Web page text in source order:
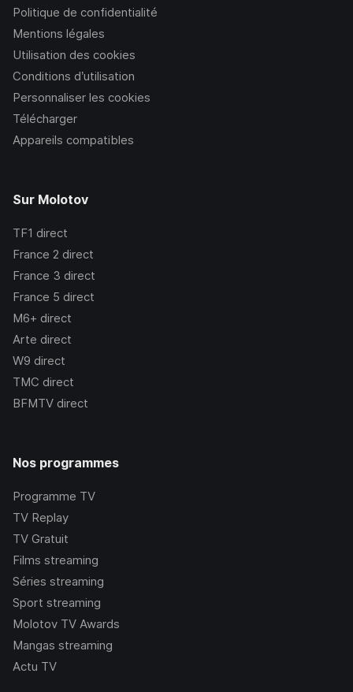
Politique de confidentialité
Mentions légales
Utilisation des cookies
Conditions d’utilisation
Personnaliser les cookies
Télécharger
Appareils compatibles
Sur Molotov
TF1 direct
France 2 direct
France 3 direct
France 5 direct
M6+ direct
Arte direct
W9 direct
TMC direct
BFMTV direct
Nos programmes
Programme TV
TV Replay
TV Gratuit
Films streaming
Séries streaming
Sport streaming
Molotov TV Awards
Mangas streaming
Actu TV